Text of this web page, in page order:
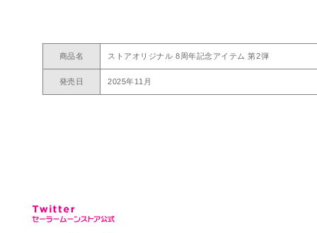
商品名 ストアオリジナル 8周年記念アイテム 第2弾
発売日 2025年11月